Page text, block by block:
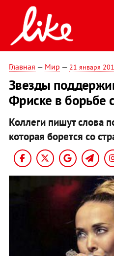
Главная — Мир — 21 января
Звезды
Фриске в борьбе
Коллеги пишут слова
которая борется со